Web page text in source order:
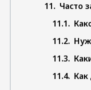
Часто
Как